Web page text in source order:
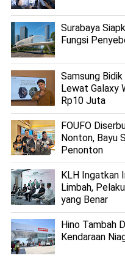
Surabaya
Fungsi
Samsung
Lewat Galaxy
Rp10 Juta
FOUFO
Nonton, Bayu
Penonton
KLH Ingatkan
Limbah,
yang Benar
Hino Tambah
Kendaraan